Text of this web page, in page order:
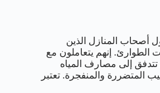
أصحاب المنازل الذين
الطوارئ. إنهم يتعاملون مع
إلى مصارف المياه
المتضررة والمنفجرة. تعتبر